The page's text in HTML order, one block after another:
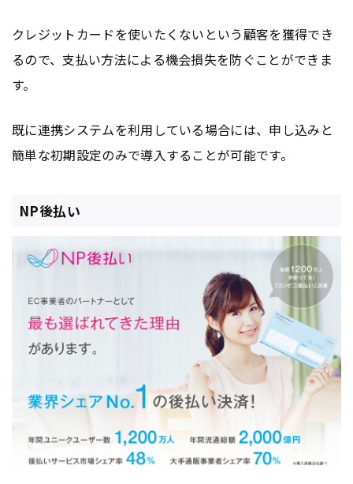
クレジットカードを使いたくないという顧客を獲得でき
るので、支払い方法による機会損失を防ぐことができま
す。
既に連携システムを利用している場合には、申し込みと
簡単な初期設定のみで導入することが可能です。
NP後払い